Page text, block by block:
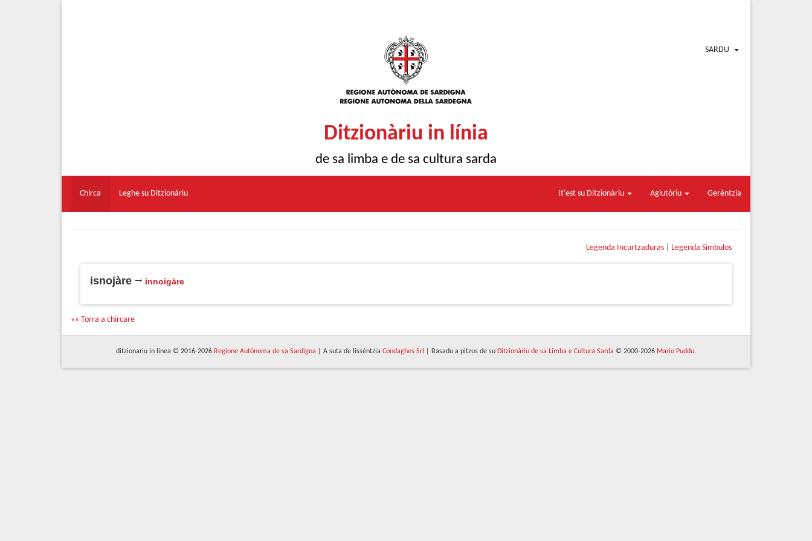
SARDU
Ditzionàriu in línia
de sa limba e de sa cultura sarda
Chirca Leghe su Ditzionàriu It'est su Ditzionàriu Agiutòriu Gerèntzia
Legenda Incurtzaduras Legenda Sìmbulos
isnojàre innoigàre
«« Torra a chircare
ditzionariu in línea © 2016-2026 Regione Autònoma de sa Sardigna | A suta de lissèntzia Condaghes Srl | Basadu a pitzus de su Ditzionàriu de sa Limba e Cultura Sarda © 2000-2026 Mario Puddu.